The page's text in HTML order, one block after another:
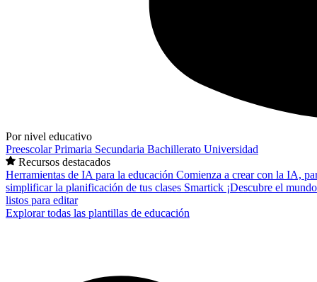
Por nivel educativo
PreescolarPrimaria Secundaria Bachillerato Universidad
Recursos destacados
Herramientas de IA para la educación Comienza a crear con la IA,
simplificar la planificación de tus clases Smartick ¡Descubre el
listos para editar
Explorar todas las plantillas de educación